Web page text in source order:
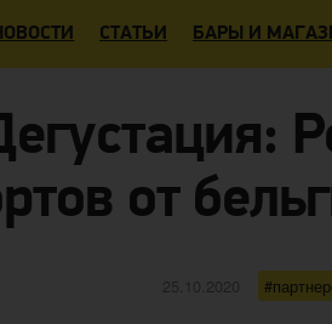
СТАТЬИ БАРЫ И
от
Опубликовано
25.10.2020